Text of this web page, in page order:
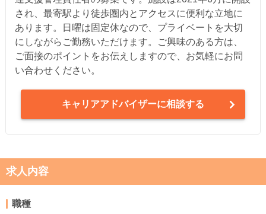
され、最寄駅より徒歩圏内とアクセスに便利な立地に
あります。日曜は固定休なので、プライベートを大切
にしながらご勤務いただけます。ご興味のある方は、
ご面接のポイントをお伝えしますので、お気軽にお問
い合わせください。
キャリアアドバイザーに相談する
求人内容
職種